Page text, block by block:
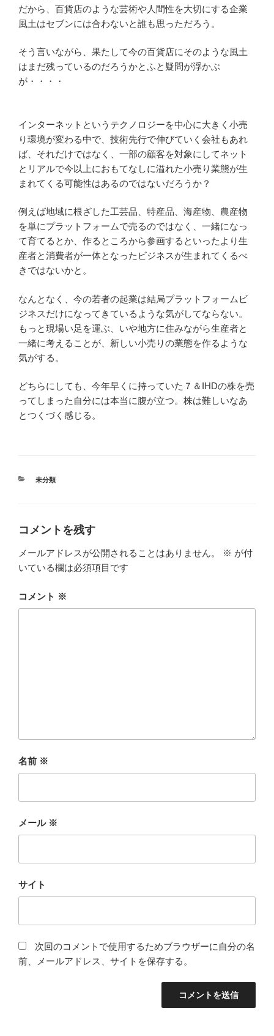
だから、百貨店のような芸術や人間性を大切にする企業
風土はセブンには合わないと誰も思っただろう。
そう言いながら、果たして今の百貨店にそのような風土
はまだ残っているのだろうかとふと疑問が浮かぶ
が・・・・
インターネットというテクノロジーを中心に大きく小売
り環境が変わる中で、技術先行で伸びていく会社もあれ
ば、それだけではなく、一部の顧客を対象にしてネット
とリアルで今以上におもてなしに溢れた小売り業態が生
まれてくる可能性はあるのではないだろうか？
例えば地域に根ざした工芸品、特産品、海産物、農産物
を単にプラットフォームで売るのではなく、一緒になっ
て育てるとか、作るところから参画するといったより生
産者と消費者が一体となったビジネスが生まれてくるべ
きではないかと。
なんとなく、今の若者の起業は結局プラットフォームビ
ジネスだけになってきているような気がしてならない。
もっと現場い足を運ぶ、いや地方に住みながら生産者と
一緒に考えることが、新しい小売りの業態を作るような
気がする。
どちらにしても、今年早くに持っていた７＆IHDの株を売
ってしまった自分には本当に腹が立つ。株は難しいなあ
とつくづく感じる。
カ
未分類
コメントを残す
メールアドレスが公開されることはありません。 ※ が付
いている欄は必須項目です
コメント ※
名前 ※
メール ※
サイト
次回のコメントで使用するためブラウザーに自分の名
前、メールアドレス、サイトを保存する。